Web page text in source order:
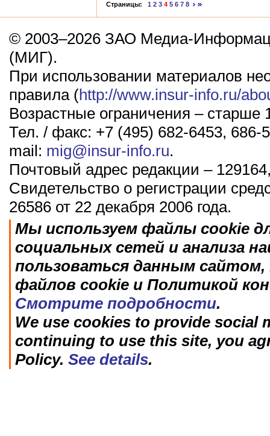
Страницы: 1 2 3 4 5 6 7 8
© 2003–2026 ЗАО Медиа-
(МИГ).
При использовании материалов
правила (http://www.insur-info.ru/
Возрастные ограничения – старше
Тел. / факс: +7 (495) 682-6453, 686-
mail: mig@insur-info.ru.
Почтовый адрес редакции –
Свидетельство о регистрации
26586 от 22 декабря 2006 года.
Мы используем файлы cookie
социальных сетей и анализа
пользоваться данным
файлов cookie и Политикой
Смотрите подробности.
We use cookies to provide social
continuing to use this site, you
Policy. See details.